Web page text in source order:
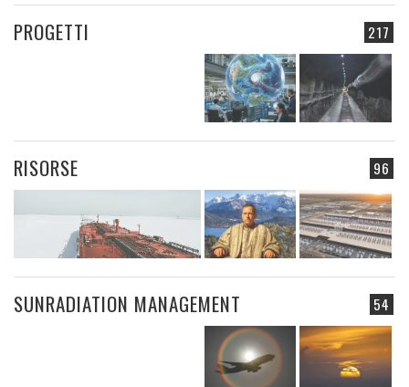
217
PROGETTI
96
RISORSE
54
SUNRADIATION MANAGEMENT